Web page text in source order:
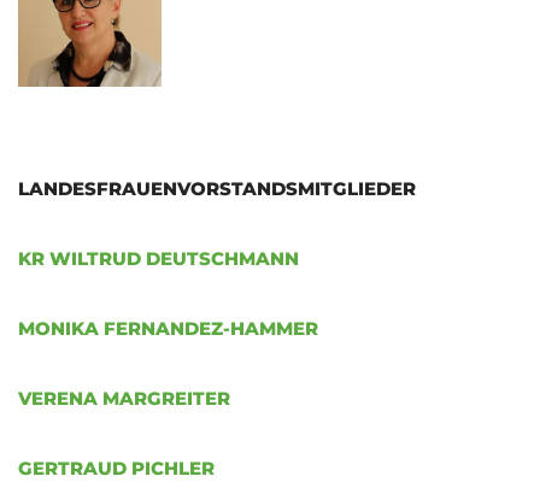
LANDESFRAUENVORSTANDSMITGLIEDER
KR WILTRUD DEUTSCHMANN
MONIKA FERNANDEZ-HAMMER
VERENA MARGREITER
GERTRAUD PICHLER